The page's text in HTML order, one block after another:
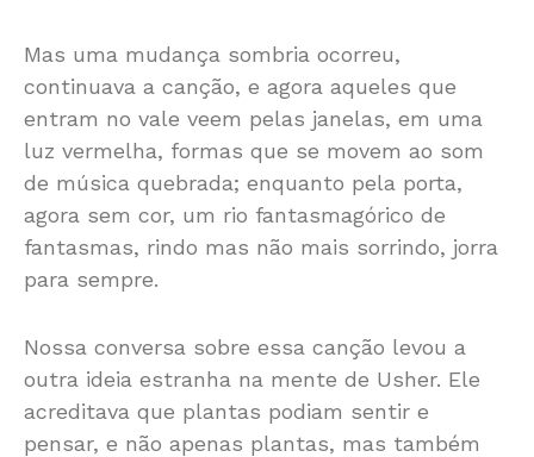
Mas uma mudança sombria ocorreu,
continuava a canção, e agora aqueles que
entram no vale veem pelas janelas, em uma
luz vermelha, formas que se movem ao som
de música quebrada; enquanto pela porta,
agora sem cor, um rio fantasmagórico de
fantasmas, rindo mas não mais sorrindo, jorra
para sempre.
Nossa conversa sobre essa canção levou a
outra ideia estranha na mente de Usher. Ele
acreditava que plantas podiam sentir e
pensar, e não apenas plantas, mas também